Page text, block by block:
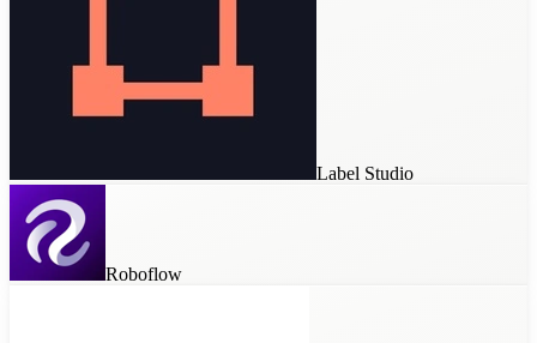
Label Studio
Roboflow